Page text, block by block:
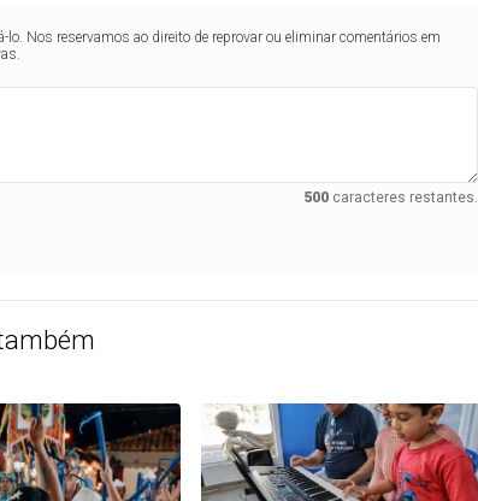
Nos reservamos ao direito de reprovar ou eliminar comentários em
500caracteres restantes.